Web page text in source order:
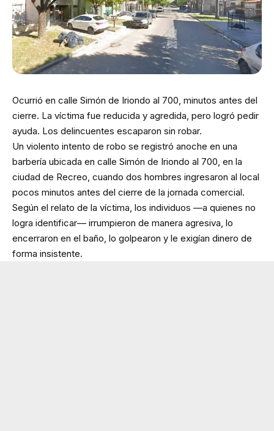
Ocurrió en calle Simón de Iriondo al 700, minutos antes del
cierre. La víctima fue reducida y agredida, pero logró pedir
ayuda. Los delincuentes escaparon sin robar.
Un violento intento de robo se registró anoche en una
barbería ubicada en calle Simón de Iriondo al 700, en la
ciudad de Recreo, cuando dos hombres ingresaron al local
pocos minutos antes del cierre de la jornada comercial.
Según el relato de la víctima, los individuos —a quienes no
logra identificar— irrumpieron de manera agresiva, lo
encerraron en el baño, lo golpearon y le exigían dinero de
forma insistente.